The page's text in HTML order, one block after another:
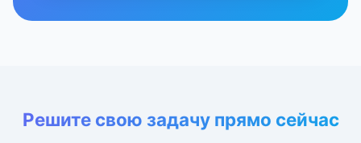
Решите свою задачу прямо сейчас